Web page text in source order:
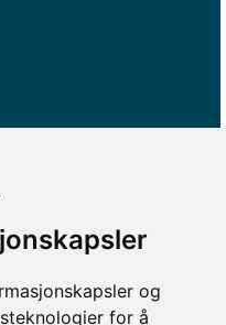
og
for å